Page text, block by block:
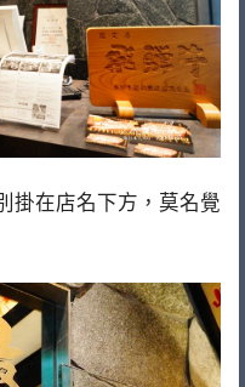
掛在店名下方，莫名覺